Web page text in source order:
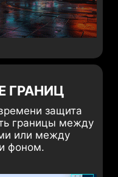
ГРАНИЦ
защита
границы между
или между
фоном.